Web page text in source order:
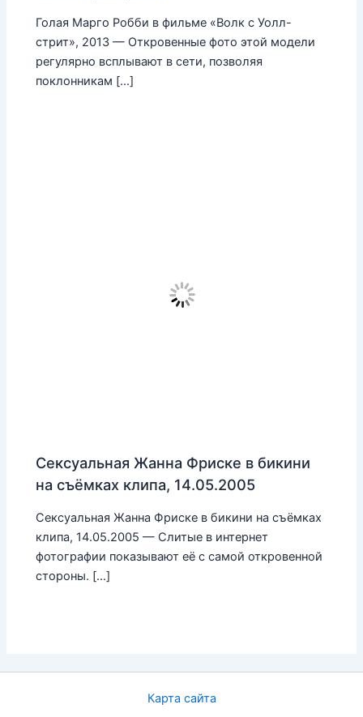
Голая Марго Робби в фильме «Волк с Уолл-
стрит», 2013 — Откровенные фото этой модели
регулярно всплывают в сети, позволяя
поклонникам […]
Сексуальная Жанна Фриске в бикини
на съёмках клипа, 14.05.2005
Сексуальная Жанна Фриске в бикини на съёмках
клипа, 14.05.2005 — Слитые в интернет
фотографии показывают её с самой откровенной
стороны. […]
Карта сайта